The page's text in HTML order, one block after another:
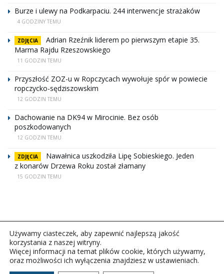
Burze i ulewy na Podkarpaciu. 244 interwencje strażaków
4 GODZINY TEMU
ZDJĘCIA
Adrian Rzeźnik liderem po pierwszym etapie 35.
Marma Rajdu Rzeszowskiego
11 GODZIN TEMU
Przyszłość ZOZ-u w Ropczycach wywołuje spór w powiecie
ropczycko-sędziszowskim
12 GODZIN TEMU
Dachowanie na DK94 w Mirocinie. Bez osób
poszkodowanych
12 GODZIN TEMU
ZDJĘCIA
Nawałnica uszkodziła Lipę Sobieskiego. Jeden
z konarów Drzewa Roku został złamany
15 GODZIN TEMU
Copyright © 2026Polskie Radio Rzeszów S.A. w likwidacj.
Używamy ciasteczek, aby zapewnić najlepszą jakość
korzystania z naszej witryny.
Więcej informacji na temat plików cookie, których używamy,
oraz możliwości ich wyłączenia znajdziesz w ustawieniach.